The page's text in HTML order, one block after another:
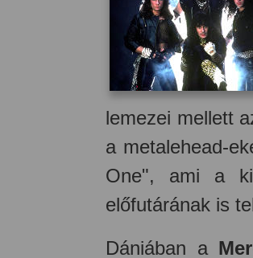
lemezei mellett
a metalehead-
One", ami a
előfutárának is
Dániában a